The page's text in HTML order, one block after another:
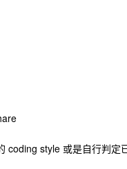
coding style 或是自行判定